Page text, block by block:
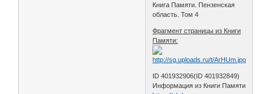
Книга Памяти. Пензенская
область. Том 4
Фрагмент страницы из Книги
Памяти:
ID 401932906(ID 401932849)
Информация из Книги Памяти